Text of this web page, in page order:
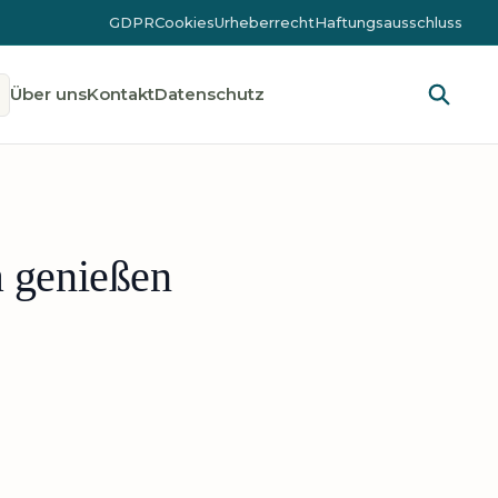
GDPRCookiesUrheberrechtHaftungsausschluss
Über unsKontaktDatenschutz